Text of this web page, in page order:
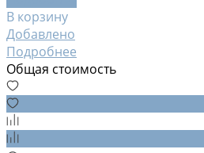
В корзину
Добавлено
Подробнее
Общая стоимость